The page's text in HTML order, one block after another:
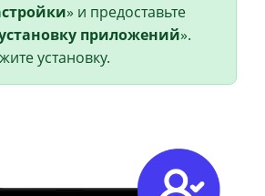
» и предоставьте
приложений».
установку.